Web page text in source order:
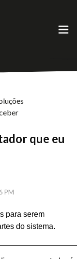
que eu
PM
para serem
do sistema.